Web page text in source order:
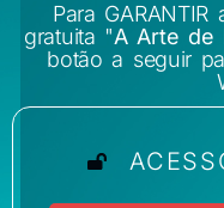
Para
gratuita "A Arte de
botão a seguir